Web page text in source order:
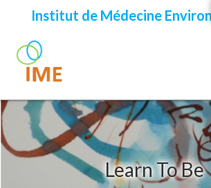
Institut de Médecine
Learn To Be